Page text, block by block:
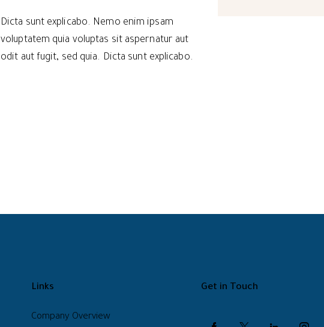
Dicta sunt explicabo. Nemo enim ipsam
voluptatem quia voluptas sit aspernatur aut
odit aut fugit, sed quia. Dicta sunt explicabo.
Links
Company Overview
Get in Touch